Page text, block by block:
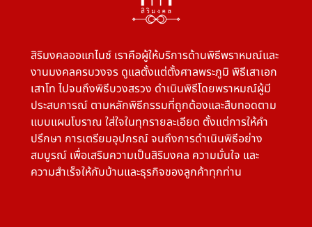
สิริมงคลออแกไนซ์ เราคือผู้ให้บริการด้านพิธีพราหมณ์และ
งานมงคลครบวงจร ดูแลตั้งแต่ตั้งศาลพระภูมิ พิธีเสาเอก
เสาโท ไปจนถึงพิธีบวงสรวง ดำเนินพิธีโดยพราหมณ์ผู้มี
ประสบการณ์ ตามหลักพิธีกรรมที่ถูกต้องและสืบทอดตาม
แบบแผนโบราณ ใส่ใจในทุกรายละเอียด ตั้งแต่การให้คำ
ปรึกษา การเตรียมอุปกรณ์ จนถึงการดำเนินพิธีอย่าง
สมบูรณ์ เพื่อเสริมความเป็นสิริมงคล ความมั่นใจ และ
ความสำเร็จให้กับบ้านและธุรกิจของลูกค้าทุกท่าน